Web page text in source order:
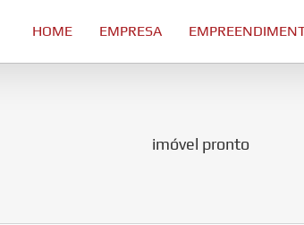
HOME EMPRESA
imóvel pronto